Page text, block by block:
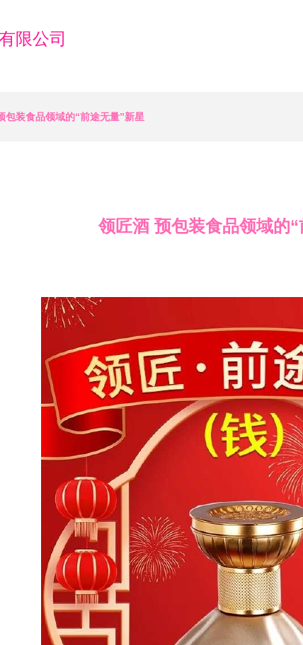
限公司
包装食品领域的“前途无量”新星
领匠酒 预包装食品领域的